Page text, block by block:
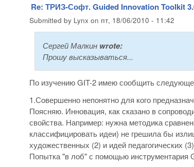
Re: ТРИЗ-Софт. Guided Innovation Toolkit
Submitted by Lynx on пт, 18/06/2010 - 11:42
Сергей Малкин wrote:
Прошу высказываться...
По изучению GIT-2 имею сообщить
1.Совершенно непонятно для кого
Поясняю. Инновация, как сказано в
свойства. Например: нужна методика
классифицировать идеи) не грешила бы
художественных (2) и идей педагогических
Попытка "в лоб" с помощью инструментария